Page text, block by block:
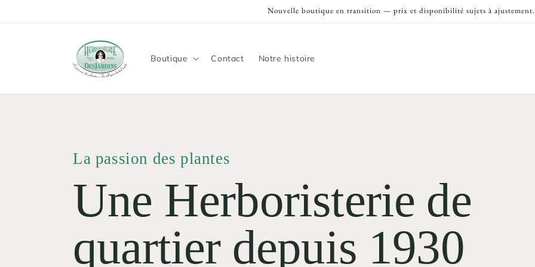
Nouvelle boutique en transition — prix et disponibilité sujets à ajustement.
Boutique Contact Notre histoire
La passion des plantes
Une Herboristerie de
quartier depuis 1930